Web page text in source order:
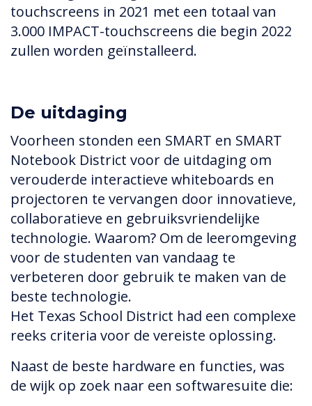
touchscreens in 2021 met een totaal van
3.000 IMPACT-touchscreens die begin 2022
zullen worden geïnstalleerd.
De uitdaging
Voorheen stonden een SMART en SMART
Notebook District voor de uitdaging om
verouderde interactieve whiteboards en
projectoren te vervangen door innovatieve,
collaboratieve en gebruiksvriendelijke
technologie. Waarom? Om de leeromgeving
voor de studenten van vandaag te
verbeteren door gebruik te maken van de
beste technologie.
Het Texas School District had een complexe
reeks criteria voor de vereiste oplossing.
Naast de beste hardware en functies, was
de wijk op zoek naar een softwaresuite die: